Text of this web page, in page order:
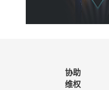
协助
维权